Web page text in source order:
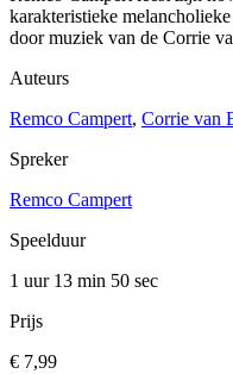
karakteristieke
door muziek van de Corrie
Auteurs
Remco Campert, Corrie van
Spreker
Remco Campert
Speelduur
1 uur 13 min 50 sec
Prijs
€ 7,99